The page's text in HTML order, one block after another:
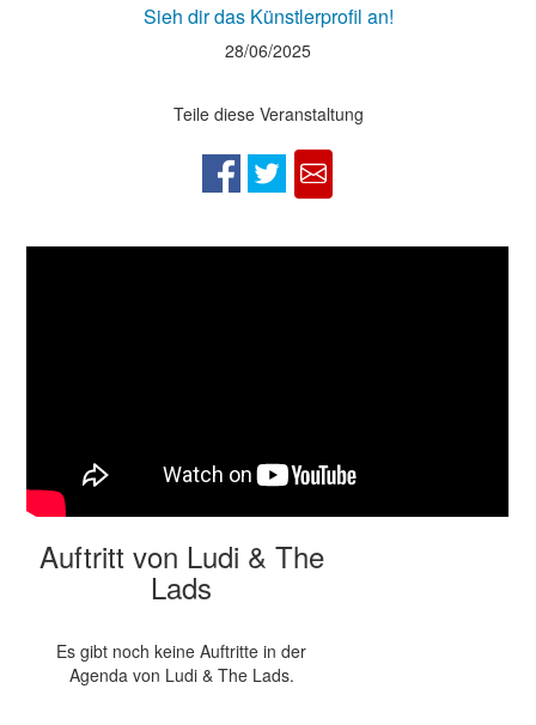
Sieh dir das Künstlerprofil an!
28/06/2025
Teile diese Veranstaltung
Auftritt von Ludi & The
Lads
Es gibt noch keine Auftritte in der
Agenda von Ludi & The Lads.